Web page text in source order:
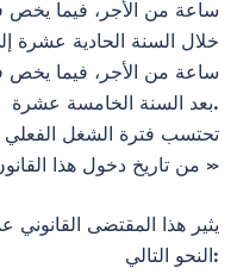
خلال السنة الحادية عشرة
بعد السنة الخامسة عشرة.
تحتسب فترة الشغل الفعلي
من تاريخ دخول هذا القانون حيز التنفيذ »
يثير هذا المقتضى
النحو التالي: